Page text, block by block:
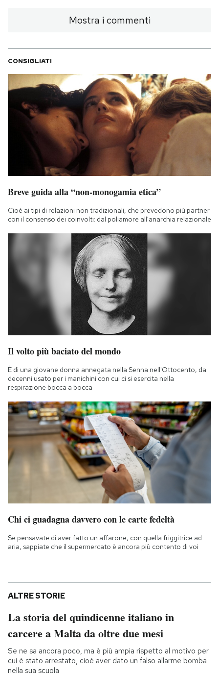
Mostra i commenti
CONSIGLIATI
Breve guida alla “non-monogamia etica”
Cioè ai tipi di relazioni non tradizionali, che prevedono più partner
con il consenso dei coinvolti: dal poliamore all'anarchia relazionale
Il volto più baciato del mondo
È di una giovane donna annegata nella Senna nell'Ottocento, da
decenni usato per i manichini con cui ci si esercita nella
respirazione bocca a bocca
Chi ci guadagna davvero con le carte fedeltà
Se pensavate di aver fatto un affarone, con quella friggitrice ad
aria, sappiate che il supermercato è ancora più contento di voi
ALTRE STORIE
La storia del quindicenne italiano in
carcere a Malta da oltre due mesi
Se ne sa ancora poco, ma è più ampia rispetto al motivo per
cui è stato arrestato, cioè aver dato un falso allarme bomba
nella sua scuola